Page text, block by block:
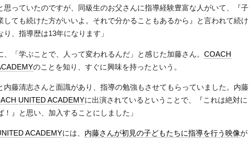
思っていたのですが、同級生のお父さんに指導経験豊富な人がいて、『子
しても続けた方がいいよ。それで分かることもあるから』と言われて続け
り、指導歴は13年になります」
、「学ぶことで、人って変われるんだ」と感じた加藤さん。 COACH
のことを知り、すぐに興味を持ったという。
内藤清志さんと面識があり、指導の勉強もさせてもらっていました。内藤
UNITED ACADEMYに出演されているということで、『これは絶対に
！』と思い、加入することにしました」
ACADEMYには、 内藤さんが初見の子どもたちに指導を行う映像が